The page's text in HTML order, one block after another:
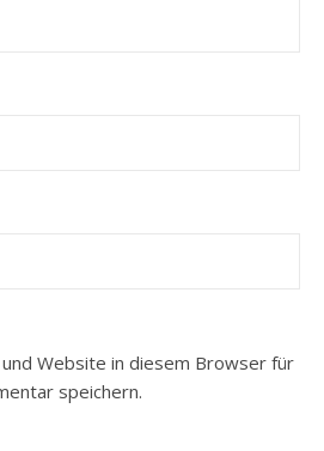
Website in diesem Browser für
speichern.